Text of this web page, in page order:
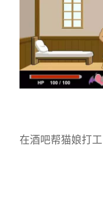
在酒吧帮猫娘打